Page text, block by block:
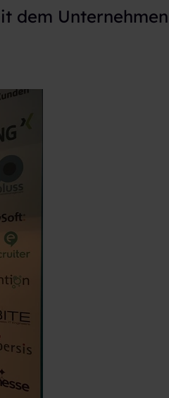
dem Unternehmen